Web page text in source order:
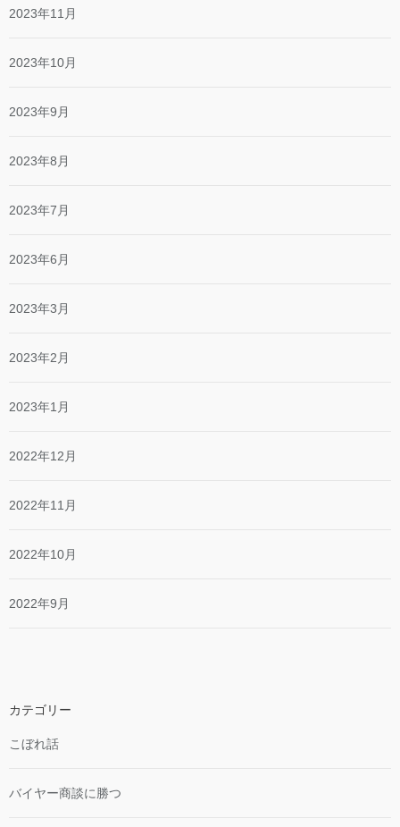
2023年11月
2023年10月
2023年9月
2023年8月
2023年7月
2023年6月
2023年3月
2023年2月
2023年1月
2022年12月
2022年11月
2022年10月
2022年9月
カテゴリー
こぼれ話
バイヤー商談に勝つ